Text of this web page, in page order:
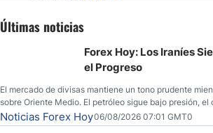
Últimas noticias
Forex Hoy: Los Iraníes
el Progreso
El mercado de divisas mantiene un tono prudente
sobre Oriente Medio. El petróleo sigue bajo presión,
y los operadores esperan nuevas referencias
Unidos.
Noticias Forex Hoy06/08/2026 07:01 GMT0